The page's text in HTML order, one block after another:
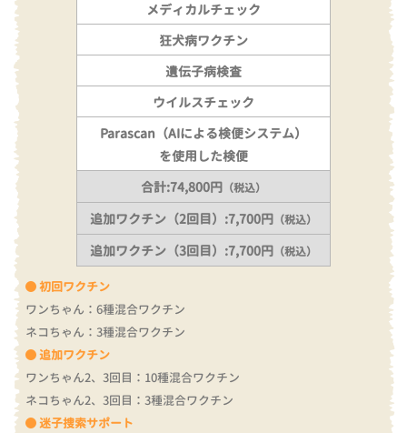
初回ワクチン
ワンちゃん：6種混合ワクチン
ネコちゃん：3種混合ワクチン
追加ワクチン
ワンちゃん2、3回目：10種混合ワクチン
ネコちゃん2、3回目：3種混合ワクチン
迷子捜索サポート
メディカルチェック
狂犬病ワクチン
遺伝子病検査
ウイルスチェック
Parascan（AIによる検便システム）
を使用した検便
合計:74,800円 （税込）
追加ワクチン（2回目）:7,700円 （税込）
追加ワクチン（3回目）:7,700円 （税込）